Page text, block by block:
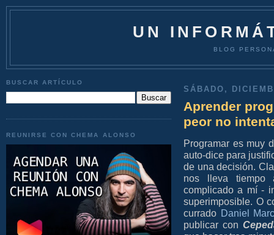
UN
BLOG
BUSCAR ARTÍCULO
REUNIRSE CON CHEMA ALONSO
SÁBADO,
Aprender
peor no
Programar es muy
auto-dice para
de una decisión.
nos lleva tiempo
complicado a mí -
superimposible. O
currado Daniel
publicar con